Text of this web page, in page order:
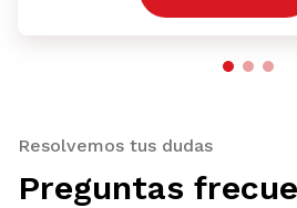
Resolvemos tus dudas
Preguntas